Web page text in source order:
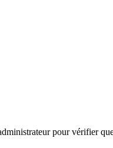
pour vérifier